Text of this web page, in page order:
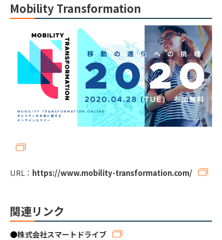
Mobility Transformation
URL： https://www.mobility-transformation.com/
関連リンク
●株式会社スマートドライブ